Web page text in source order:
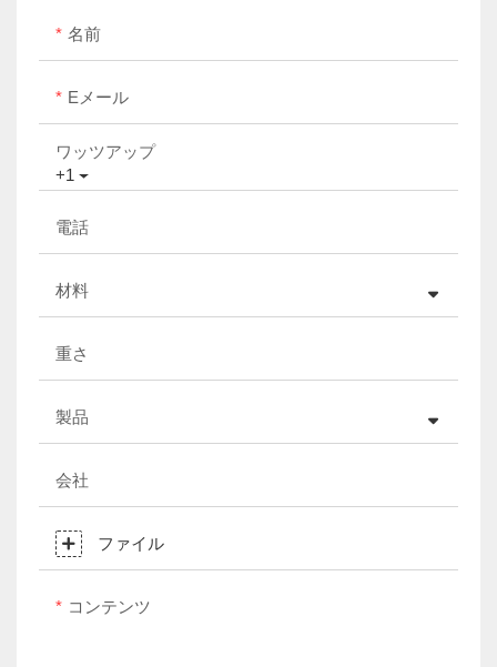
名前
Eメール
+1
ワッツアップ
電話
材料
重さ
製品
会社
ファイル
コンテンツ